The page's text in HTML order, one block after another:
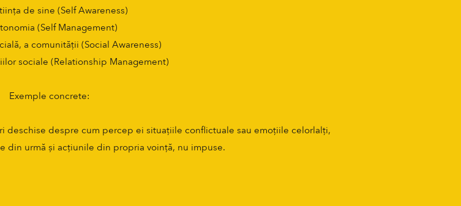
de sine (Self Awareness)
(Self Management)
a comunității (Social Awareness)
sociale (Relationship Management)
Exemple concrete:
despre cum percep ei situațiile conflictuale sau emoțiile celorlalți,
din urmă și acțiunile din propria voință, nu impuse.